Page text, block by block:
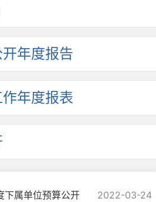
开年度报告
作年度报表
属单位预算公开
2022-03-24